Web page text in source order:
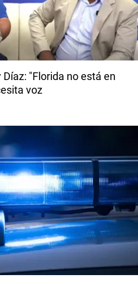
Díaz: "Florida no está en
voz